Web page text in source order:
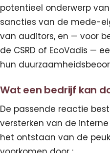
potentieel onderwerp
sancties van de mede-
van auditors, en — voor
de CSRD of EcoVadis —
hun
Wat een bedrijf kan
De passende reactie
versterken van de
het ontstaan van de